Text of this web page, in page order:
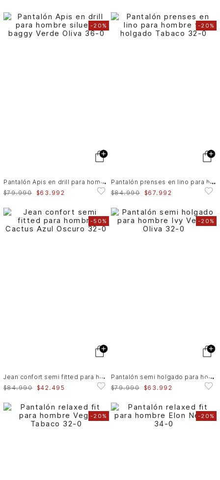
-20%
P
antalón Apis en drill para hombre silueta baggy
$79.990 $63 . 992
-20%
P
antalón prenses en lino para hombre fit holgado
$84.990 $67. 992
-50%
J
ean confort semi fitted para hombre Cactus
$84.990 $42. 495
-20%
P
antalón semi holgado para hombre Ivy
$79.990 $63 . 992
-20% -20%